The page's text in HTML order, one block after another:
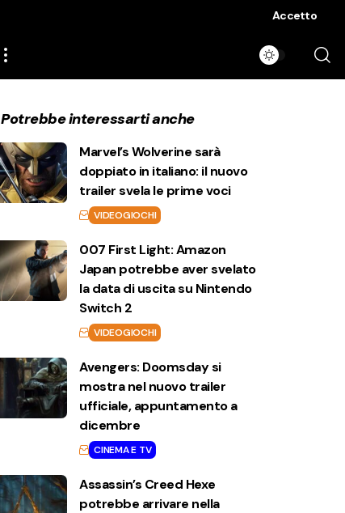
Accetto
Potrebbe interessarti anche
Marvel’s Wolverine sarà
doppiato in italiano: il nuovo
trailer svela le prime voci
VIDEOGIOCHI
007 First Light: Amazon
Japan potrebbe aver svelato
la data di uscita su Nintendo
Switch 2
VIDEOGIOCHI
Avengers: Doomsday si
mostra nel nuovo trailer
ufficiale, appuntamento a
dicembre
CINEMA E TV
Assassin’s Creed Hexe
potrebbe arrivare nella